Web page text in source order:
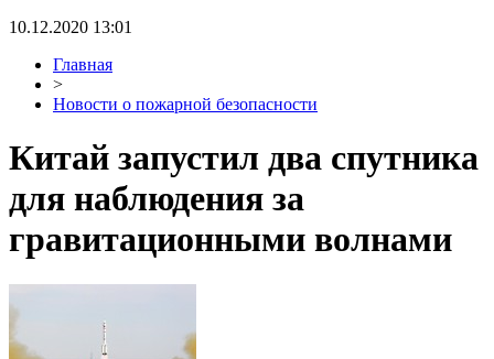
10.12.2020 13:01
Главная
>
Новости о пожарной безопасности
Китай запустил два спутника
для наблюдения за
гравитационными волнами